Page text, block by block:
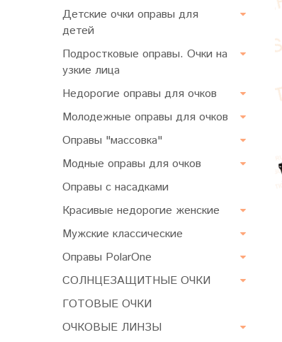
Детские очки оправы для
детей
Подростковые оправы. Очки на
узкие лица
Недорогие оправы для очков
Молодежные оправы для очков
Оправы "массовка"
Модные оправы для очков
Оправы с насадками
Красивые недорогие женские
Мужские классические
Оправы PolarOne
СОЛНЦЕЗАЩИТНЫЕ ОЧКИ
ГОТОВЫЕ ОЧКИ
ОЧКОВЫЕ ЛИНЗЫ